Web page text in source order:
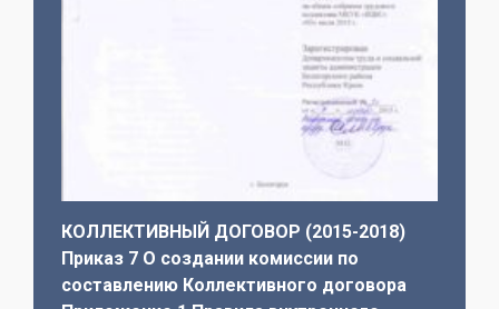
КОЛЛЕКТИВНЫЙ ДОГОВОР (2015-2018)
Приказ 7 О создании комиссии по
составлению Коллективного договора